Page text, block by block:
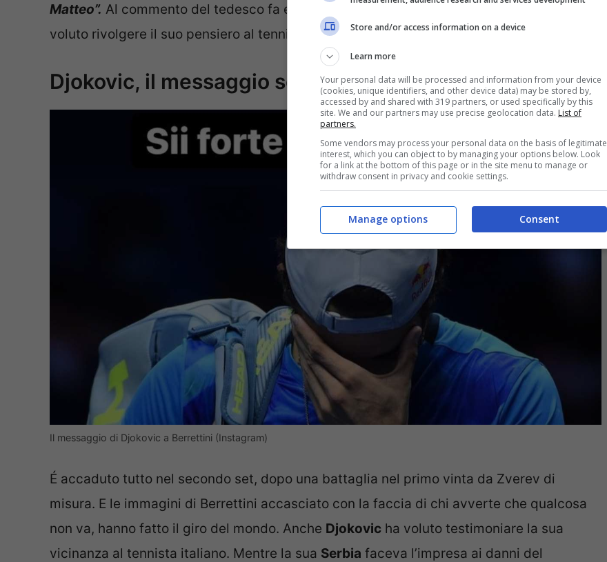
Matteo”. Al commento del tedesco fa eco il messaggio di
, che sui social ha
voluto rivolgere il suo pensiero al tennista italiano.
Djokovic, il messaggio social a Berrettini
Il messaggio di Djokovic a Berrettini (Instagram)
É accaduto tutto nel secondo set, dopo una battaglia nel primo vinta da Zverev di
misura. E le immagini di Berrettini accasciato con la faccia di chi avverte che qualcosa
non va, hanno fatto il giro del mondo. Anche Djokovic ha voluto testimoniare la sua
vicinanza al tennista italiano. Mentre la sua Serbia faceva l’impresa ai danni del
Store and/or access information on a device
Learn more
Your personal data will be processed and information from your device
(cookies, unique identifiers, and other device data) may be stored by,
accessed by and shared with 319 partners, or used specifically by this
site. We and our partners may use precise geolocation data. List of
partners.
Some vendors may process your personal data on the basis of legitimate
interest, which you can object to by managing your options below. Look
for a link at the bottom of this page or in the site menu to manage or
withdraw consent in privacy and cookie settings.
Consent
Manage options